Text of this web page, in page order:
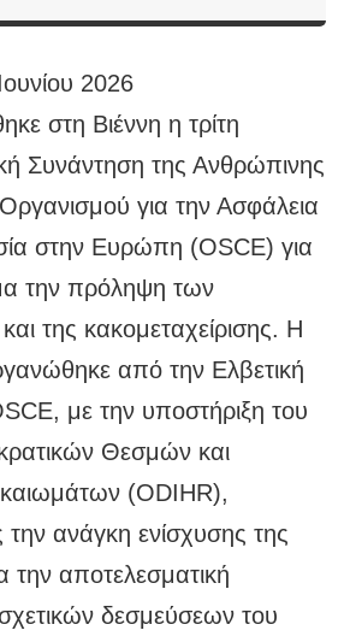
2026
στη Βιέννη η τρίτη
Συνάντηση της Ανθρώπινης
για την Ασφάλεια
στην Ευρώπη (OSCE) για
την πρόληψη των
της κακομεταχείρισης. Η
από την Ελβετική
με την υποστήριξη του
Θεσμών και
(ODIHR),
την ανάγκη ενίσχυσης της
την αποτελεσματική
δεσμεύσεων του